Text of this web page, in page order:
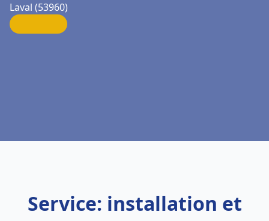
Laval (53960)
Service: installation et